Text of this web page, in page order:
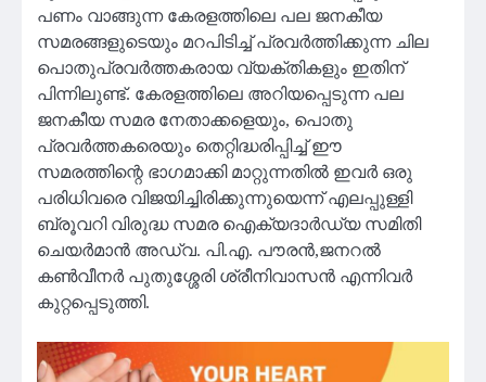
പണം വാങ്ങുന്ന കേരളത്തിലെ പല ജനകീയ
സമരങ്ങളുടെയും മറപിടിച്ച് പ്രവർത്തിക്കുന്ന ചില
പൊതുപ്രവർത്തകരായ വ്യക്തികളും ഇതിന്
പിന്നിലുണ്ട്. കേരളത്തിലെ അറിയപ്പെടുന്ന പല
ജനകീയ സമര നേതാക്കളെയും, പൊതു
പ്രവർത്തകരെയും തെറ്റിദ്ധരിപ്പിച്ച് ഈ
സമരത്തിന്റെ ഭാഗമാക്കി മാറ്റുന്നതിൽ ഇവർ ഒരു
പരിധിവരെ വിജയിച്ചിരിക്കുന്നുയെന്ന് എലപ്പുള്ളി
ബ്രൂവറി വിരുദ്ധ സമര ഐക്യദാർഡ്യ സമിതി
ചെയർമാൻ അഡ്വ. പി.എ. പൗരൻ,ജനറൽ
കൺവീനർ പുതുശ്ശേരി ശ്രീനിവാസൻ എന്നിവർ
കുറ്റപ്പെടുത്തി.